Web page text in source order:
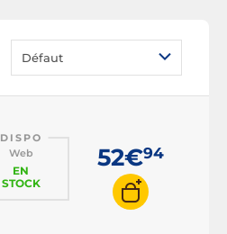
Défaut
DISPO
Web
EN
STOCK
52€94